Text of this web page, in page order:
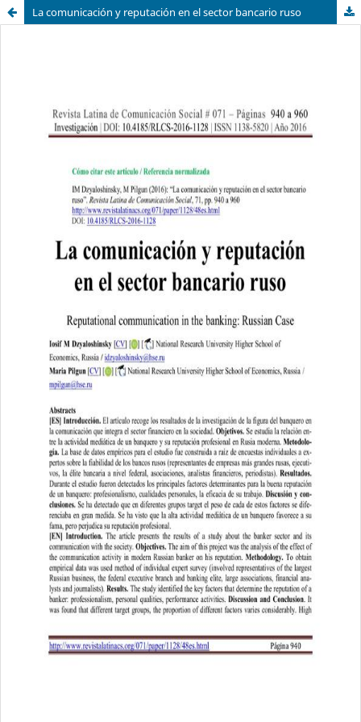
La comunicación y reputación en el sector bancario ruso